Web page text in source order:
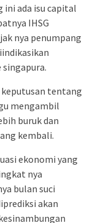
ini ada isu capital
IHSG
nya penumpang
tentang
mengambil
buruk dan
kembali.
ekonomi yang
nya
bulan suci
akan